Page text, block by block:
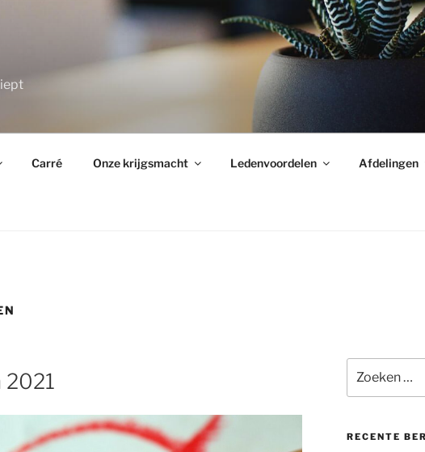
Carré Onze krijgsmacht Ledenvoordelen Afdelingen
2021
naar:
RECENTE